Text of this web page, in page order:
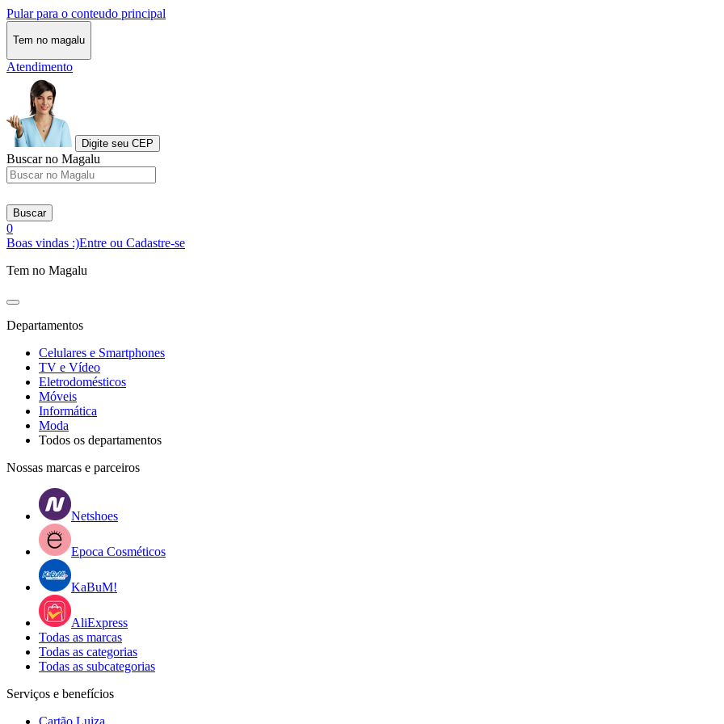
Pular para o conteudo principal
Tem no magalu
Atendimento
Digite seu CEP
Buscar no Magalu
Buscar
0
Boas vindas :)Entre ou Cadastre-se
Tem no Magalu
Departamentos
Celulares e Smartphones
TV e Vídeo
Eletrodomésticos
Móveis
Informática
Moda
Todos os departamentos
Nossas marcas e parceiros
Netshoes
Epoca Cosméticos
KaBuM!
AliExpress
Todas as marcas
Todas as categorias
Todas as subcategorias
Serviços e benefícios
Cartão Luiza